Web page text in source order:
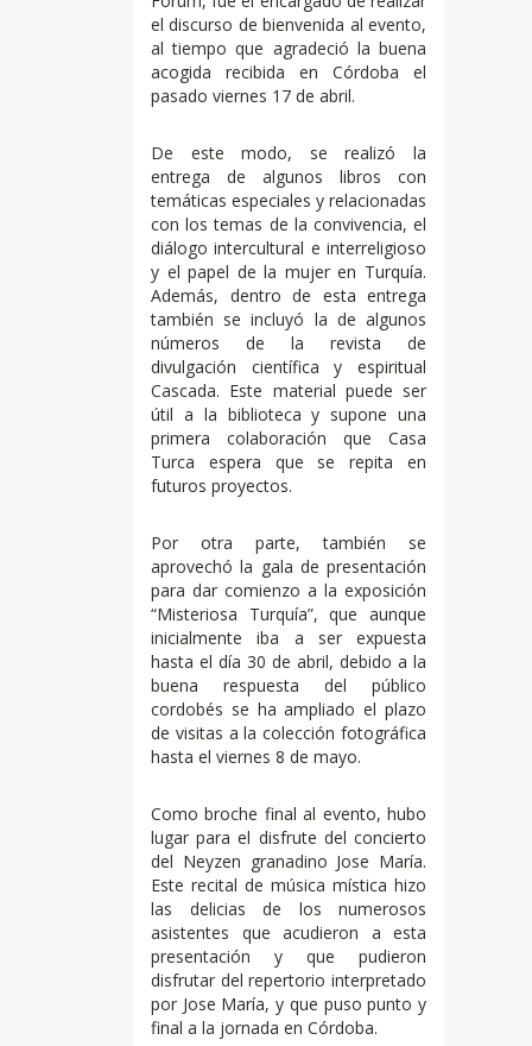
el discurso de bienvenida al evento,
al tiempo que agradeció la buena
acogida recibida en Córdoba el
pasado viernes 17 de abril.
De este modo, se realizó la
entrega de algunos libros con
temáticas especiales y relacionadas
con los temas de la convivencia, el
diálogo intercultural e interreligioso
y el papel de la mujer en Turquía.
Además, dentro de esta entrega
también se incluyó la de algunos
números de la revista de
divulgación científica y espiritual
Cascada. Este material puede ser
útil a la biblioteca y supone una
primera colaboración que Casa
Turca espera que se repita en
futuros proyectos.
Por otra parte, también se
aprovechó la gala de presentación
para dar comienzo a la exposición
“Misteriosa Turquía”, que aunque
inicialmente iba a ser expuesta
hasta el día 30 de abril, debido a la
buena respuesta del público
cordobés se ha ampliado el plazo
de visitas a la colección fotográfica
hasta el viernes 8 de mayo.
Como broche final al evento, hubo
lugar para el disfrute del concierto
del Neyzen granadino Jose María.
Este recital de música mística hizo
las delicias de los numerosos
asistentes que acudieron a esta
presentación y que pudieron
disfrutar del repertorio interpretado
por Jose María, y que puso punto y
final a la jornada en Córdoba.